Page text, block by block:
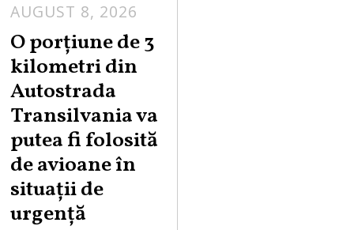
AUGUST 8, 2026
U
G
T
8
O porțiune de 3
kilometri din
Autostrada
Transilvania va
putea fi folosită
de avioane în
situații de
urgență